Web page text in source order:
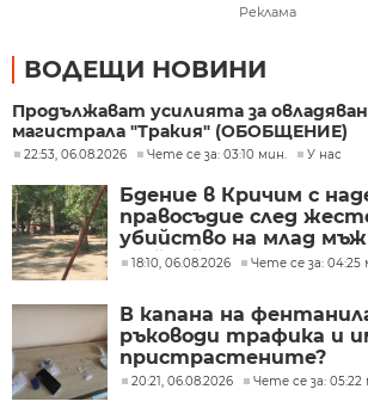
Реклама
ВОДЕЩИ НОВИНИ
Продължават усилията за
магистрала "Тракия" (ОБОБЩЕНИЕ)
22:53, 06.08.2026 Чете се за: 03:10 мин. У нас
Бдение в Кричим с
правосъдие след
убийство на млад
тийнейджъри
18:10, 06.08.2026 Чете се за: 04:25
В капана на
ръководи трафика и
пристрастените?
20:21, 06.08.2026 Чете се за: 05:22